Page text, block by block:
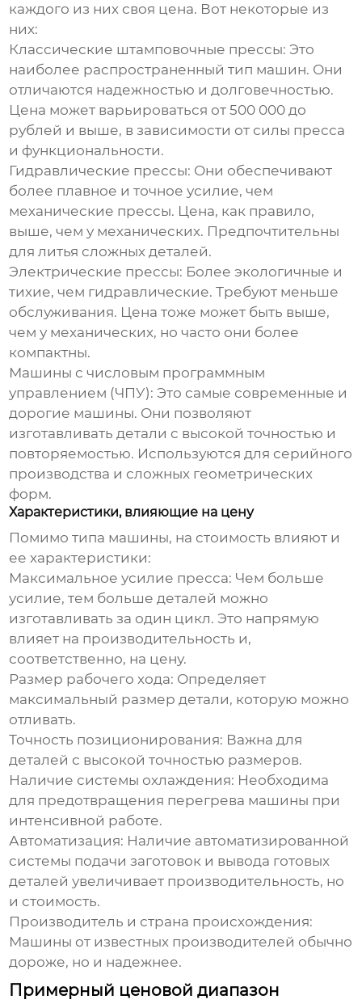
каждого из них своя цена. Вот некоторые из
них:
Классические штамповочные прессы: Это
наиболее распространенный тип машин. Они
отличаются надежностью и долговечностью.
Цена может варьироваться от 500 000 до
рублей и выше, в зависимости от силы пресса
и функциональности.
Гидравлические прессы: Они обеспечивают
более плавное и точное усилие, чем
механические прессы. Цена, как правило,
выше, чем у механических. Предпочтительны
для литья сложных деталей.
Электрические прессы: Более экологичные и
тихие, чем гидравлические. Требуют меньше
обслуживания. Цена тоже может быть выше,
чем у механических, но часто они более
компактны.
Машины с числовым программным
управлением (ЧПУ): Это самые современные и
дорогие машины. Они позволяют
изготавливать детали с высокой точностью и
повторяемостью. Используются для серийного
производства и сложных геометрических
форм.
Характеристики, влияющие на цену
Помимо типа машины, на стоимость влияют и
ее характеристики:
Максимальное усилие пресса: Чем больше
усилие, тем больше деталей можно
изготавливать за один цикл. Это напрямую
влияет на производительность и,
соответственно, на цену.
Размер рабочего хода: Определяет
максимальный размер детали, которую можно
отливать.
Точность позиционирования: Важна для
деталей с высокой точностью размеров.
Наличие системы охлаждения: Необходима
для предотвращения перегрева машины при
интенсивной работе.
Автоматизация: Наличие автоматизированной
системы подачи заготовок и вывода готовых
деталей увеличивает производительность, но
и стоимость.
Производитель и страна происхождения:
Машины от известных производителей обычно
дороже, но и надежнее.
Примерный ценовой диапазон